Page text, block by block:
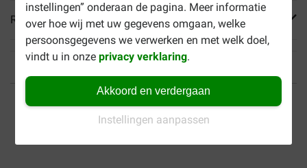
instellingen” onderaan de pagina. Meer informatie
over hoe wij met uw gegevens omgaan, welke
persoonsgegevens we verwerken en met welk doel,
vindt u in onzeprivacy verklaring.
Akkoord en verdergaan
Instellingen aanpassen
Reviews
Tot 40% goedkoper Veilig betalen
Gratis bezorging vanaf €